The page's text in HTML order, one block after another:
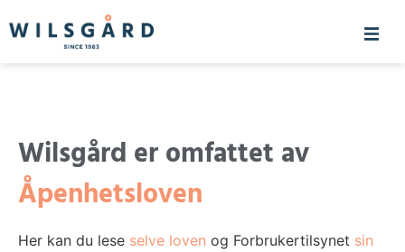
Wilsgård er omfattet av
Åpenhetsloven
Her kan du lese selve loven og Forbrukertilsynet sin